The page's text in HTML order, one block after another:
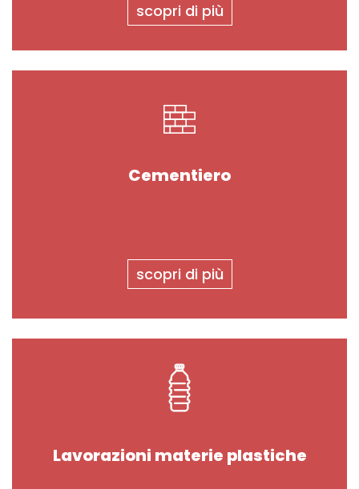
scopri di più
Cementiero
scopri di più
Lavorazioni materie plastiche